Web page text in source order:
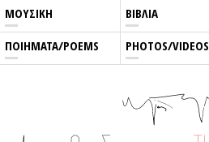
ΜΟΥΣΙΚΗ ΒΙΒΛΙΑ
ΠΟΙΗΜΑΤΑ/POEMS PHOTOS/VIDEOS